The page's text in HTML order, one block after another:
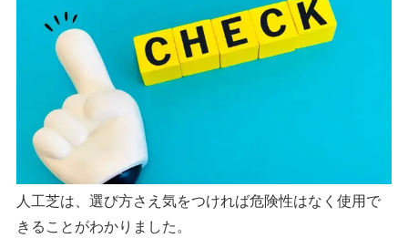
人工芝は、選び方さえ気をつければ危険性はなく使用で
きることがわかりました。